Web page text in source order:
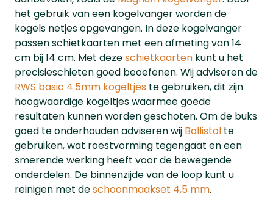
het gebruik van een kogelvanger worden de
kogels netjes opgevangen. In deze kogelvanger
passen schietkaarten met een afmeting van 14
cm bij 14 cm. Met dezeschietkaarten kunt u het
precisieschieten goed beoefenen. Wij adviseren de
RWS basic 4.5mm kogeltjes te gebruiken, dit zijn
hoogwaardige kogeltjes waarmee goede
resultaten kunnen worden geschoten. Om de buks
goed te onderhouden adviseren wij Ballistol te
gebruiken, wat roestvorming tegengaat en een
smerende werking heeft voor de bewegende
onderdelen. De binnenzijde van de loop kunt u
reinigen met deschoonmaakset 4,5 mm.